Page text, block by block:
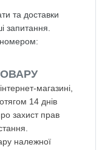
та доставки
запитання.
магазині,
14 днів
захист прав
належної